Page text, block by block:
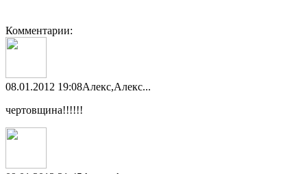
Комментарии:
08.01.2012 19:08Алекс,Алекс...
чертовщина!!!!!!